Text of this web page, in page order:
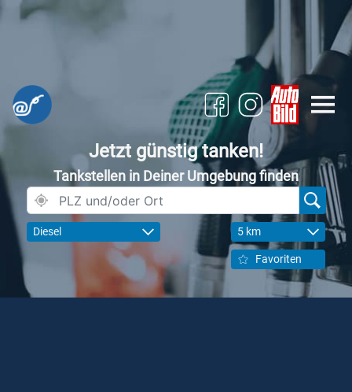
Jetzt günstig tanken!
Tankstellen in Deiner Umgebung finden
Diesel 5 km
Favoriten